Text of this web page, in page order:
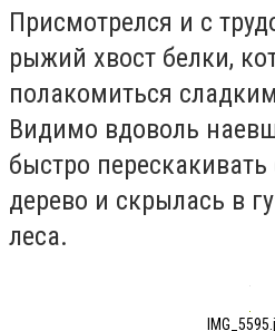
Присмотрелся и с
рыжий хвост белки,
полакомиться
Видимо вдоволь
быстро
дерево и скрылась в
леса.